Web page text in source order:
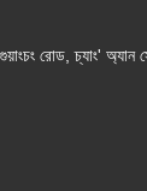
রোড, চ্যাং' অ্যান